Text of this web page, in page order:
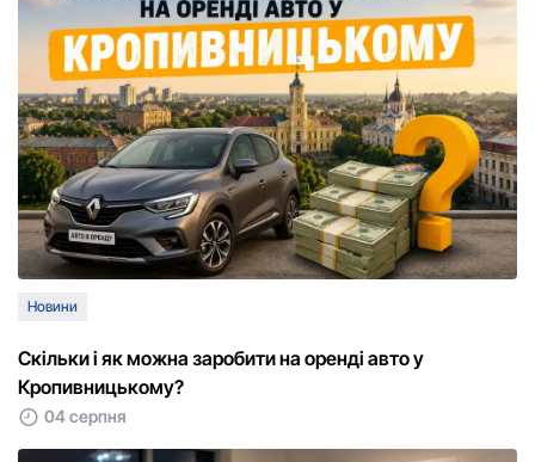
Новини
Скільки і як можна заробити на оренді авто у
Кропивницькому?
04 серпня